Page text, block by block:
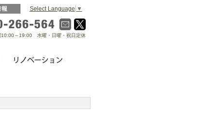
Select Language ▼
0120-266-564
10:00～19:00 水曜・日曜・祝日定休